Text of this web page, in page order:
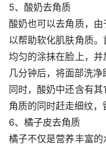
5、酸奶去角质
酸奶也可以去角质，
以帮助软化肌肤角质
均匀的涂抹在脸上，并
几分钟后，将面部洗净
同时，酸奶中还含有
角质的同时赶走细纹，
6、橘子皮去角质
橘子不仅是营养丰富